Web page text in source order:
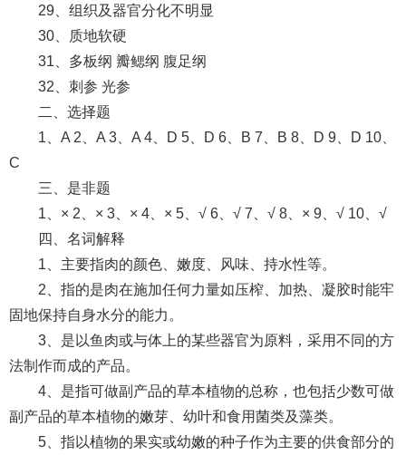
29、组织及器官分化不明显
30、质地软硬
31、多板纲 瓣鳃纲 腹足纲
32、刺参 光参
二、选择题
1、A 2、A 3、A 4、D 5、D 6、B 7、B 8、D 9、D 10、
C
三、是非题
1、× 2、× 3、× 4、× 5、√ 6、√ 7、√ 8、× 9、√ 10、√
四、名词解释
1、主要指肉的颜色、嫩度、风味、持水性等。
2、指的是肉在施加任何力量如压榨、加热、凝胶时能牢
固地保持自身水分的能力。
3、是以鱼肉或与体上的某些器官为原料，采用不同的方
法制作而成的产品。
4、是指可做副产品的草本植物的总称，也包括少数可做
副产品的草本植物的嫩芽、幼叶和食用菌类及藻类。
5、指以植物的果实或幼嫩的种子作为主要的供食部分的